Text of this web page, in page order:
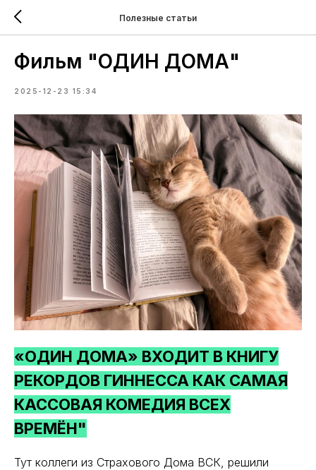
Полезные статьи
Фильм "ОДИН ДОМА"
2025-12-23 15:34
«ОДИН ДОМА» ВХОДИТ В КНИГУ
РЕКОРДОВ ГИННЕССА КАК САМАЯ
КАССОВАЯ КОМЕДИЯ ВСЕХ
ВРЕМЁН"
Тут коллеги из Страхового Дома ВСК, решили